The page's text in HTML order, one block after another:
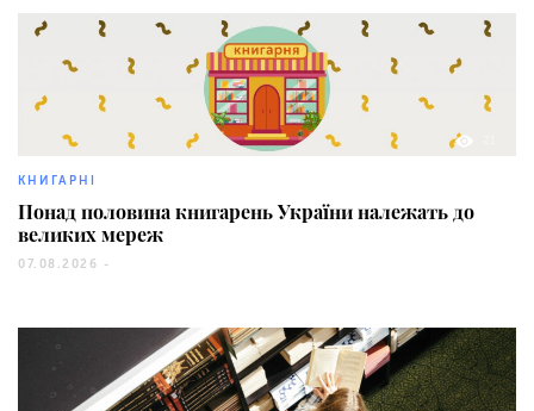
КНИГАРНІ
Понад половина книгарень України належать до
великих мереж
07.08.2026 -